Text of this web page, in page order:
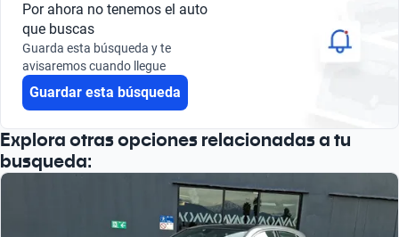
Busca por modelo
Busca por versión
Por ahora no tenemos el auto
que buscas
Guarda esta búsqueda y te
avisaremos cuando llegue
Guardar esta búsqueda
Explora otras opciones relacionadas a tu
busqueda: